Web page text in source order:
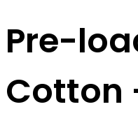
Pre-
Cotton